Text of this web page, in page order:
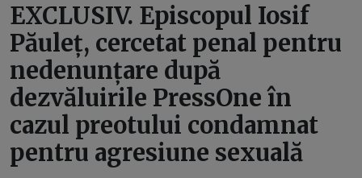
EXCLUSIV. Episcopul Iosif
Păuleț, cercetat penal pentru
nedenunțare după
dezvăluirile PressOne în
cazul preotului condamnat
pentru agresiune sexuală